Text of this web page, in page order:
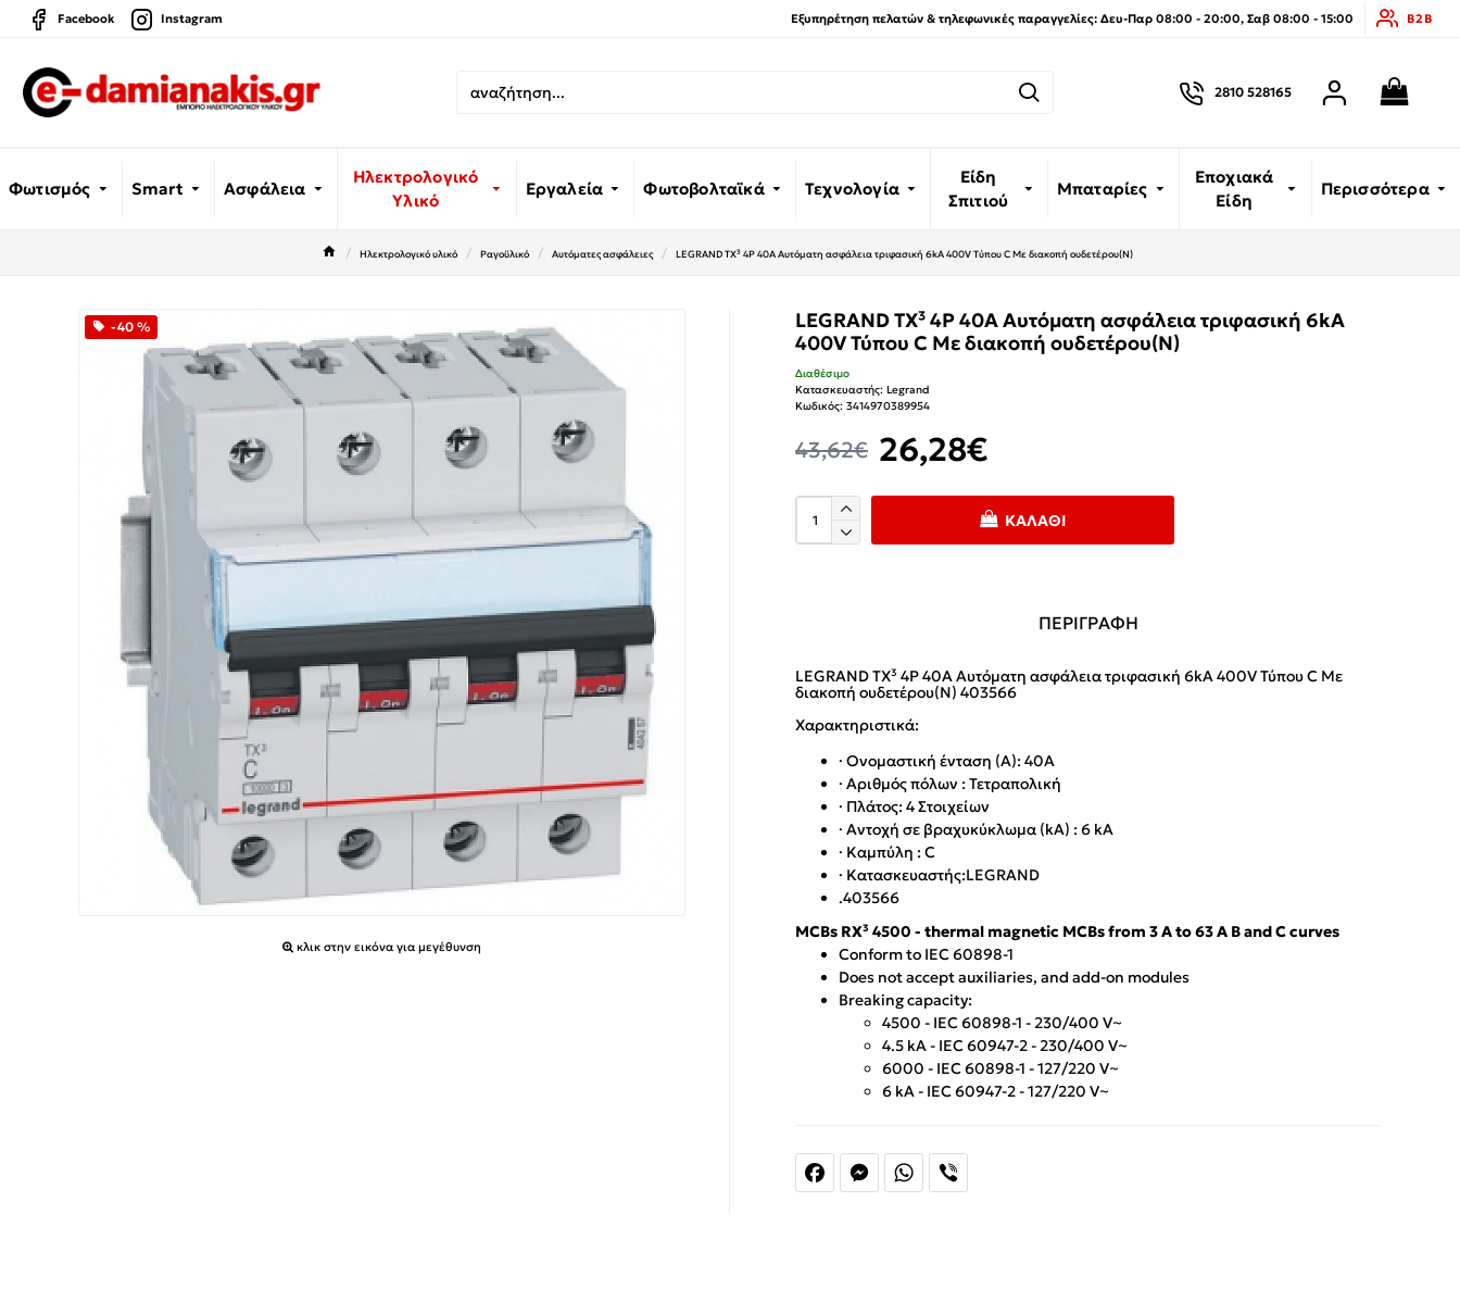
Facebook Instagram Εξυπηρέτηση πελατών & τηλεφωνικές παραγγελίες: Δευ-Παρ 08:00 - 20:00, Σαβ 08:00 - 15:00 B2B
2810 528165
Φωτισμός Smart Ασφάλεια
Ηλεκτρολογικό
Υλικό
Εργαλεία Φωτοβολταϊκά Τεχνολογία
Είδη
Σπιτιού
Μπαταρίες
Εποχιακά
Είδη
Περισσότερα
Ηλεκτρολογικό υλικό Ραγοϋλικό Αυτόματες ασφάλειες LEGRAND TX³ 4P 40A Αυτόματη ασφάλεια τριφασική 6kA 400V Τύπου C Με διακοπή ουδετέρου(Ν)
-40 %
κλικ στην εικόνα για μεγέθυνση
LEGRAND TX³ 4P 40A Αυτόματη ασφάλεια τριφασική 6kA
400V Τύπου C Με διακοπή ουδετέρου(Ν)
26,28€
43,62€
Διαθέσιμο
Κατασκευαστής: Legrand
Κωδικός: 3414970389954
ΚΑΛΆΘΙ
FacebookMessengerWhatsApp
ΠΕΡΙΓΡΑΦΗ
LEGRAND TX³ 4P 40A Αυτόματη ασφάλεια τριφασική 6kA 400V Τύπου C Με
διακοπή ουδετέρου(Ν) 403566
Χαρακτηριστικά:
· Ονομαστική ένταση (Α): 40A
· Αριθμός πόλων : Τετραπολική
· Πλάτος: 4 Στοιχείων
· Αντοχή σε βραχυκύκλωμα (kA) : 6 kA
· Καμπύλη : C
· Κατασκευαστής:LEGRAND
.403566
MCBs RX³ 4500 - thermal magnetic MCBs from 3 A to 63 A B and C curves
Conform to IEC 60898-1
Does not accept auxiliaries, and add-on modules
Breaking capacity:
4500 - IEC 60898-1 - 230/400 V~
4.5 kA - IEC 60947-2 - 230/400 V~
6000 - IEC 60898-1 - 127/220 V~
6 kA - IEC 60947-2 - 127/220 V~